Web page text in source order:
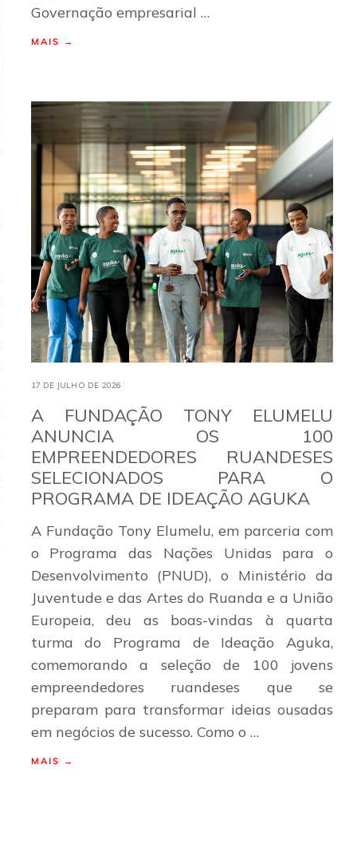
Governação empresarial …
MAIS →
17 DE JULHO DE 2026
A FUNDAÇÃO TONY ELUMELU
ANUNCIA OS 100
EMPREENDEDORES RUANDESES
SELECIONADOS PARA O
PROGRAMA DE IDEAÇÃO AGUKA
A Fundação Tony Elumelu, em parceria com
o Programa das Nações Unidas para o
Desenvolvimento (PNUD), o Ministério da
Juventude e das Artes do Ruanda e a União
Europeia, deu as boas-vindas à quarta
turma do Programa de Ideação Aguka,
comemorando a seleção de 100 jovens
empreendedores ruandeses que se
preparam para transformar ideias ousadas
em negócios de sucesso. Como o …
MAIS →